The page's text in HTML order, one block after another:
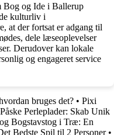
Bog og Ide i Ballerup
kulturliv i
at der fortsat er adgang til
dele læseoplevelser
Derudover kan lokale
og engageret service
bruges det? • Pixi
Påske Perleplader: Skab Unik
Bogstavstog i Træ: En
Bedste Spil til 2 Personer•